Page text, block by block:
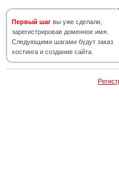
Первый шаг вы уже сделали,
зарегистрировав доменное имя.
Следующими шагами будут заказ
хостинга и создание сайта.